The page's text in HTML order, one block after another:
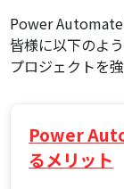
Power
皆様に以下のよ
プロジェクトを
Power
るメリット